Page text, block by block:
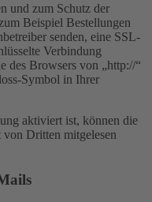
und zum Schutz der
Beispiel Bestellungen
senden, eine SSL-
Verbindung
des Browsers von „http://“
Symbol in Ihrer
aktiviert ist, können die
Dritten mitgelesen